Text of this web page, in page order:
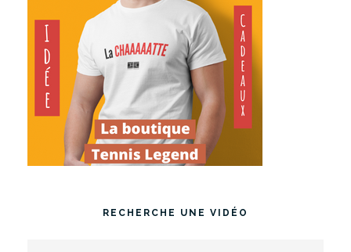
RECHERCHE UNE VIDÉO